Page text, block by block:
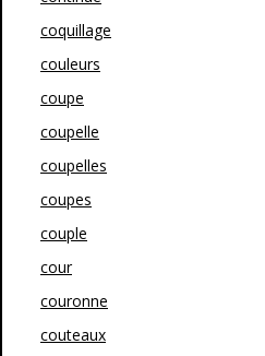
coquillage
couleurs
coupe
coupelle
coupelles
coupes
couple
cour
couronne
couteaux